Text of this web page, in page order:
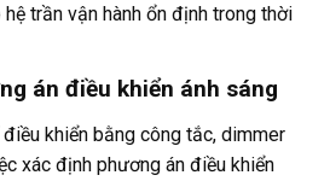
trần vận hành ổn định trong thời
án điều khiển ánh sáng
khiển bằng công tắc, dimmer
xác định phương án điều khiển